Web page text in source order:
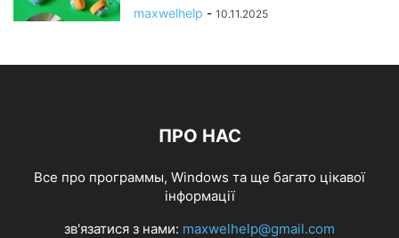
maxwelhelp - 10.11.2025
ПРО НАС
Все про программы, Windows та ще багато цікавої
інформації
зв'язатися з нами: maxwelhelp@gmail.com